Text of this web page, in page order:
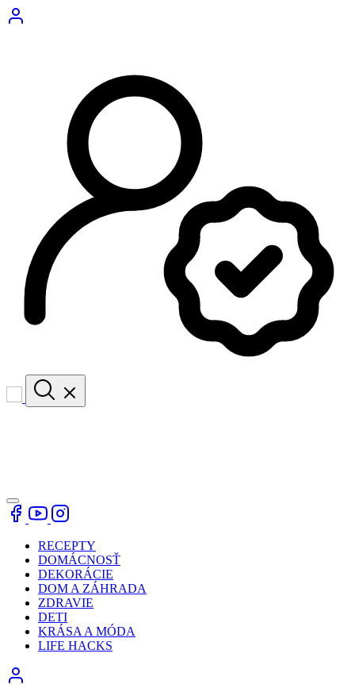
RECEPTY
DOMÁCNOSŤ
DEKORÁCIE
DOM A ZÁHRADA
ZDRAVIE
DETI
KRÁSA A MÓDA
LIFE HACKS